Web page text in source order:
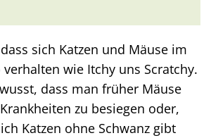
sich Katzen und Mäuse im
wie Itchy uns Scratchy.
dass man früher Mäuse
zu besiegen oder,
Katzen ohne Schwanz gibt